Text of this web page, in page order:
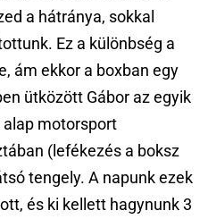
a hátránya, sokkal
Ez a különbség a
ám ekkor a boxban egy
ütközött Gábor az egyik
alap motorsport
(lefékezés a boksz
tengely. A napunk ezek
és ki kellett hagynunk 3